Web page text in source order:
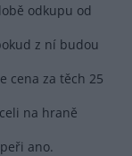
odkupu od
z ní budou
cena za těch 25
na hraně
ano.